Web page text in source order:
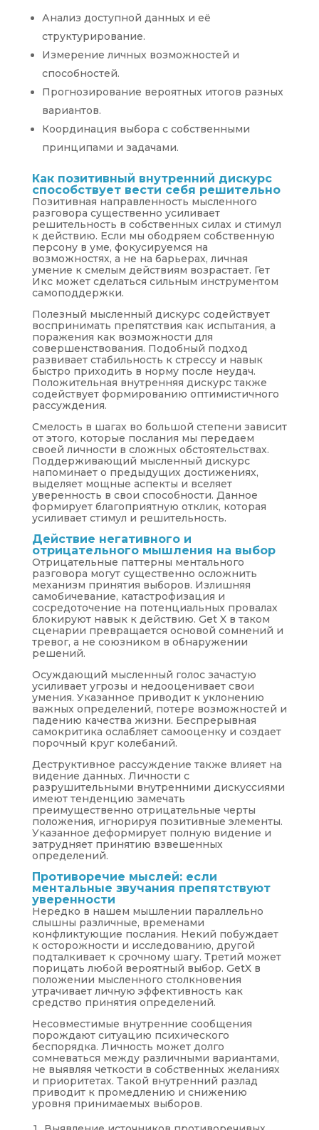
Анализ доступной данных и её
структурирование.
Измерение личных возможностей и
способностей.
Прогнозирование вероятных итогов разных
вариантов.
Координация выбора с собственными
принципами и задачами.
Как позитивный внутренний дискурс
способствует вести себя решительно
Позитивная направленность мысленного
разговора существенно усиливает
решительность в собственных силах и стимул
к действию. Если мы ободряем собственную
персону в уме, фокусируемся на
возможностях, а не на барьерах, личная
умение к смелым действиям возрастает. Гет
Икс может сделаться сильным инструментом
самоподдержки.
Полезный мысленный дискурс содействует
воспринимать препятствия как испытания, а
поражения как возможности для
совершенствования. Подобный подход
развивает стабильность к стрессу и навык
быстро приходить в норму после неудач.
Положительная внутренняя дискурс также
содействует формированию оптимистичного
рассуждения.
Смелость в шагах во большой степени зависит
от этого, которые послания мы передаем
своей личности в сложных обстоятельствах.
Поддерживающий мысленный дискурс
напоминает о предыдущих достижениях,
выделяет мощные аспекты и вселяет
уверенность в свои способности. Данное
формирует благоприятную отклик, которая
усиливает стимул и решительность.
Действие негативного и
отрицательного мышления на выбор
Отрицательные паттерны ментального
разговора могут существенно осложнить
механизм принятия выборов. Излишняя
самобичевание, катастрофизация и
сосредоточение на потенциальных провалах
блокируют навык к действию. Get X в таком
сценарии превращается основой сомнений и
тревог, а не союзником в обнаружении
решений.
Осуждающий мысленный голос зачастую
усиливает угрозы и недооценивает свои
умения. Указанное приводит к уклонению
важных определений, потере возможностей и
падению качества жизни. Беспрерывная
самокритика ослабляет самооценку и создает
порочный круг колебаний.
Деструктивное рассуждение также влияет на
видение данных. Личности с
разрушительными внутренними дискуссиями
имеют тенденцию замечать
преимущественно отрицательные черты
положения, игнорируя позитивные элементы.
Указанное деформирует полную видение и
затрудняет принятию взвешенных
определений.
Противоречие мыслей: если
ментальные звучания препятствуют
уверенности
Нередко в нашем мышлении параллельно
слышны различные, временами
конфликтующие послания. Некий побуждает
к осторожности и исследованию, другой
подталкивает к срочному шагу. Третий может
порицать любой вероятный выбор. GetX в
положении мысленного столкновения
утрачивает личную эффективность как
средство принятия определений.
Несовместимые внутренние сообщения
порождают ситуацию психического
беспорядка. Личность может долго
сомневаться между различными вариантами,
не выявляя четкости в собственных желаниях
и приоритетах. Такой внутренний разлад
приводит к промедлению и снижению
уровня принимаемых выборов.